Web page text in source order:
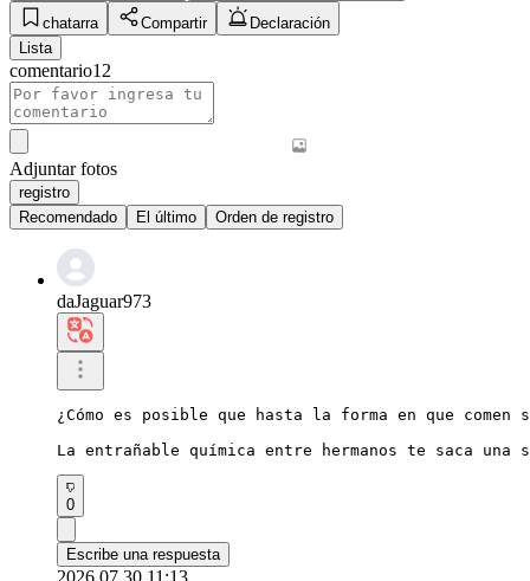
chatarra Compartir
Declaración
Lista
comentario12
Adjuntar fotos
registro
Recomendado
El último Orden de registro
daJaguar973
¿Cómo es posible que hasta la forma en que comen
La entrañable química entre hermanos te saca una
0
Escribe una respuesta
2026.07.30 11:13